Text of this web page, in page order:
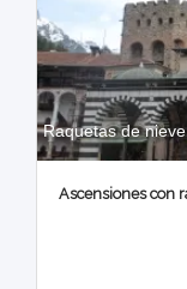
Raquetas de nieve
Ascensiones con